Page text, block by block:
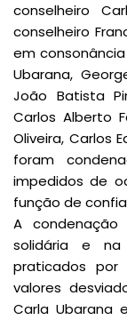
conselheiro
conselheiro
em
Ubarana,
João Batista
Carlos Alberto
Oliveira, Carlos
foram
impedidos de
função de
A
solidária e
praticados
valores
Carla Ubarana